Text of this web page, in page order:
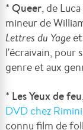
* Queer, de
mineur de
Lettres du Yage
l'écraivain, pour
genre et aux
* Les Yeux de feu
DVD chez Rimini
connu film de